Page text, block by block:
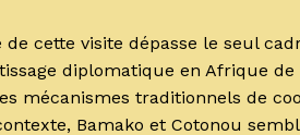
de cette visite dépasse le seul
diplomatique en Afrique
mécanismes traditionnels de
Bamako et Cotonou